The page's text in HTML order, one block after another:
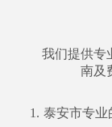
我们提供专
南及
1. 泰安市专业的软